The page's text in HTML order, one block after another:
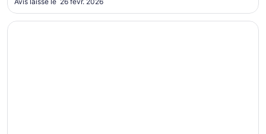
S’ouvre dans une nouvelle fenêtre
Hotel Atlântico Avenida